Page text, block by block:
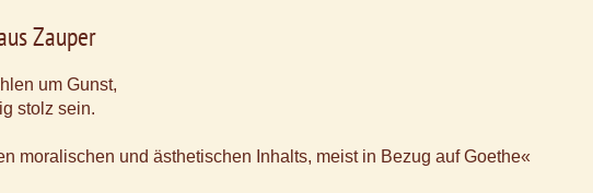
Zauper
um Gunst,
stolz sein.
moralischen und ästhetischen Inhalts, meist in Bezug auf Goethe«